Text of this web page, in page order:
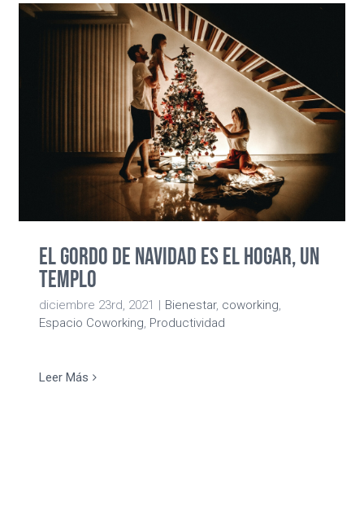
El Gordo de Navidad es el hogar, un
templo
diciembre 23rd, 2021 | Bienestar, coworking,
Espacio Coworking, Productividad
Leer Más